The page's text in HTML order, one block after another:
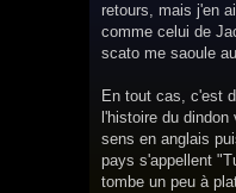
retours, mais j'en
comme celui de
scato me saoule
En tout cas, c'est
l'histoire du
sens en anglais
pays s'appellent
tombe un peu à